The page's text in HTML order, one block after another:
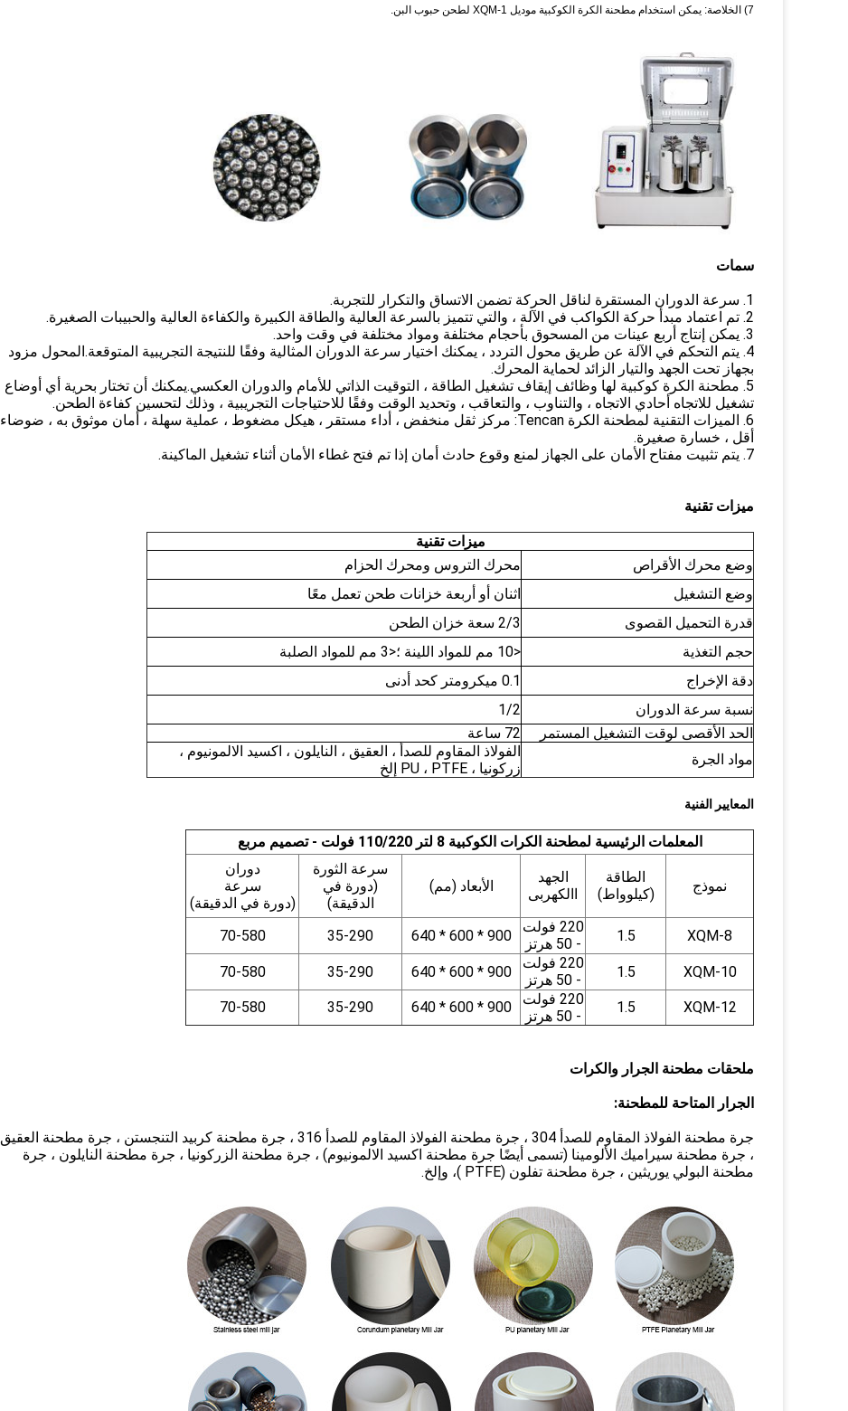
7) الخلاصة: يمكن استخدام مطحنة الكرة الكوكبية موديل XQM-1 لطحن حبوب البن.
سمات
1. سرعة الدوران المستقرة لناقل الحركة تضمن الاتساق والتكرار للتجربة.
2. تم اعتماد مبدأ حركة الكواكب في الآلة ، والتي تتميز بالسرعة العالية والطاقة الكبيرة والكفاءة العالية والحبيبات الصغيرة.
3. يمكن إنتاج أربع عينات من المسحوق بأحجام مختلفة ومواد مختلفة في وقت واحد.
4. يتم التحكم في الآلة عن طريق محول التردد ، يمكنك اختيار سرعة الدوران المثالية وفقًا للنتيجة التجريبية المتوقعة.المحول مزود
بجهاز تحت الجهد والتيار الزائد لحماية المحرك.
5. مطحنة الكرة كوكبية لها وظائف إيقاف تشغيل الطاقة ، التوقيت الذاتي للأمام والدوران العكسي.يمكنك أن تختار بحرية أي أوضاع
تشغيل للاتجاه أحادي الاتجاه ، والتناوب ، والتعاقب ، وتحديد الوقت وفقًا للاحتياجات التجريبية ، وذلك لتحسين كفاءة الطحن.
6. الميزات التقنية لمطحنة الكرة Tencan: مركز ثقل منخفض ، أداء مستقر ، هيكل مضغوط ، عملية سهلة ، أمان موثوق به ، ضوضاء
أقل ، خسارة صغيرة.
7. يتم تثبيت مفتاح الأمان على الجهاز لمنع وقوع حادث أمان إذا تم فتح غطاء الأمان أثناء تشغيل الماكينة.
ميزات تقنية
ميزات تقنية
وضع محرك الأقراص
محرك التروس ومحرك الحزام
وضع التشغيل
اثنان أو أربعة خزانات طحن تعمل معًا
قدرة التحميل القصوى
2/3 سعة خزان الطحن
حجم التغذية
<10 مم للمواد اللينة ؛<3 مم للمواد الصلبة
دقة الإخراج
0.1 ميكرومتر كحد أدنى
نسبة سرعة الدوران
1/2
الحد الأقصى لوقت التشغيل المستمر
72 ساعة
مواد الجرة
الفولاذ المقاوم للصدأ ، العقيق ، النايلون ، اكسيد الالمونيوم ،
زركونيا ، PU ، PTFE إلخ
المعايير الفنية
المعلمات الرئيسية لمطحنة الكرات الكوكبية 8 لتر 110/220 فولت - تصميم مربع
نموذج
الطاقة
(كيلوواط)
الجهد
االكهربى
الأبعاد (مم)
سرعة الثورة
(دورة في
الدقيقة)
دوران
سرعة
(دورة في الدقيقة)
XQM-8
1.5
220 فولت
- 50 هرتز
900 * 600 * 640
35-290
70-580
XQM-10
1.5
220 فولت
- 50 هرتز
900 * 600 * 640
35-290
70-580
XQM-12
1.5
220 فولت
- 50 هرتز
900 * 600 * 640
35-290
70-580
ملحقات مطحنة الجرار والكرات
الجرار المتاحة للمطحنة:
جرة مطحنة الفولاذ المقاوم للصدأ 304 ، جرة مطحنة الفولاذ المقاوم للصدأ 316 ، جرة مطحنة كربيد التنجستن ، جرة مطحنة العقيق
، جرة مطحنة سيراميك الألومينا (تسمى أيضًا جرة مطحنة اكسيد الالمونيوم) ، جرة مطحنة الزركونيا ، جرة مطحنة النايلون ، جرة
مطحنة البولي يوريثين ، جرة مطحنة تفلون (PTFE )، وإلخ.